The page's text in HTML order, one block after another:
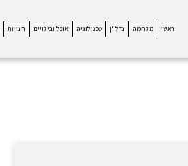
ראשי מלחמה נדל"ן טכנולוגיה אוכל ובילויים חנויות